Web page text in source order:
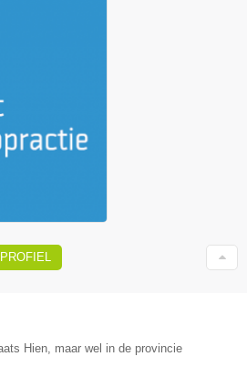
Hien, maar wel in de provincie